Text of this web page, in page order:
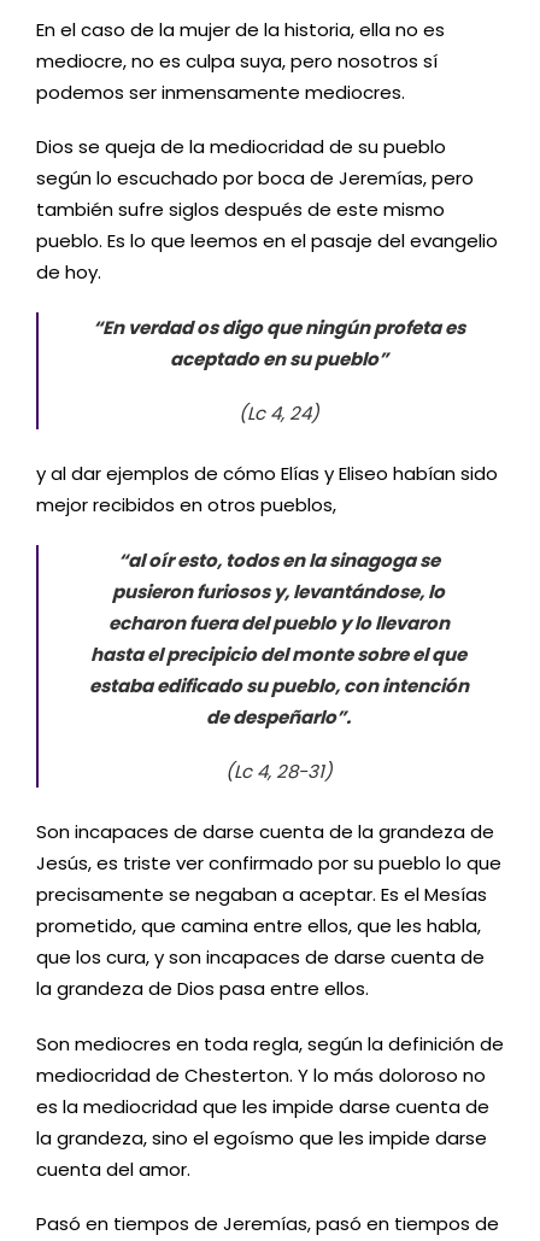
En el caso de la mujer de la historia, ella no es
mediocre, no es culpa suya, pero nosotros sí
podemos ser inmensamente mediocres.
Dios se queja de la mediocridad de su pueblo
según lo escuchado por boca de Jeremías, pero
también sufre siglos después de este mismo
pueblo. Es lo que leemos en el pasaje del evangelio
de hoy.
“En verdad os digo que ningún profeta es
aceptado en su pueblo”
(Lc 4, 24)
y al dar ejemplos de cómo Elías y Eliseo habían sido
mejor recibidos en otros pueblos,
“al oír esto, todos en la sinagoga se
pusieron furiosos y, levantándose, lo
echaron fuera del pueblo y lo llevaron
hasta el precipicio del monte sobre el que
estaba edificado su pueblo, con intención
de despeñarlo”.
(Lc 4, 28-31)
Son incapaces de darse cuenta de la grandeza de
Jesús, es triste ver confirmado por su pueblo lo que
precisamente se negaban a aceptar. Es el Mesías
prometido, que camina entre ellos, que les habla,
que los cura, y son incapaces de darse cuenta de
la grandeza de Dios pasa entre ellos.
Son mediocres en toda regla, según la definición de
mediocridad de Chesterton. Y lo más doloroso no
es la mediocridad que les impide darse cuenta de
la grandeza, sino el egoísmo que les impide darse
cuenta del amor.
Pasó en tiempos de Jeremías, pasó en tiempos de